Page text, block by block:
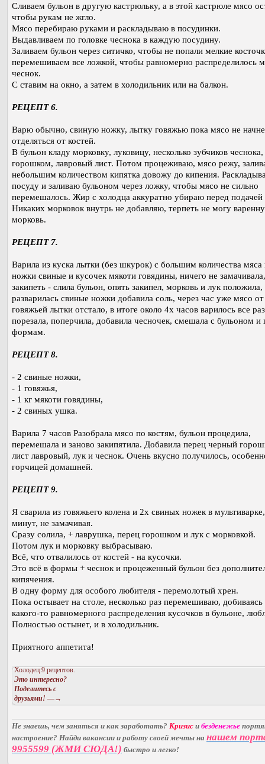
Сливаем бульон в другую кастрюльку, а в этой кастрюле мясо
чтобы рукам не жгло.
Мясо перебираю руками и раскладываю в посудинки.
Выдавливаем по головке чеснока в каждую посудину.
Заливаем бульон через ситичко, чтобы не попали мелкие
перемешиваем все ложкой, чтобы равномерно распределилось
чеснок.
С ставим на окно, а затем в холодильник или на балкон.
РЕЦЕПТ 6.
Варю обычно, свиную ножку, лытку говяжью пока мясо не
отделяться от костей.
В бульон кладу морковку, луковицу, несколько зубчиков
горошком, лавровый лист. Потом процеживаю, мясо режу,
небольшим количеством кипятка довожу до кипения.
посуду и заливаю бульоном через ложку, чтобы мясо не сильно
перемешалось. Жир с холодца аккуратно убираю перед подачей
Никаких морковок внутрь не добавляю, терпеть не могу
морковь.
РЕЦЕПТ 7.
Варила из куска лытки (без шкурок) с большим количества мяса
ножки свиные и кусочек мякоти говядины, ничего не
закипеть - слила бульон, опять закипел, морковь и лук положила,
разварилась свиные ножки добавила соль, через час уже мясо от
говяжьей лытки отстало, в итоге около 4х часов варилось все
порезала, поперчила, добавила чесночек, смешала с бульоном и
формам.
РЕЦЕПТ 8.
- 2 свиные ножки,
- 1 говяжья,
- 1 кг мякоти говядины,
- 2 свиных ушка.
Варила 7 часов Разобрала мясо по костям, бульон процедила,
перемешала и заново закипятила. Добавила перец черный
лист лавровый, лук и чеснок. Очень вкусно получилось,
горчицей домашней.
РЕЦЕПТ 9.
Я сварила из говяжьего колена и 2х свиных ножек в
минут, не замачивая.
Сразу солила, + лаврушка, перец горошком и лук с морковкой.
Потом лук и морковку выбрасываю.
Всё, что отвалилось от костей - на кусочки.
Это всё в формы + чеснок и процеженный бульон без
кипячения.
В одну форму для особого любителя - перемолотый хрен.
Пока остывает на столе, несколько раз перемешиваю, добиваясь
какого-то равномерного распределения кусочков в бульоне,
Полностью остынет, и в холодильник.
Приятного аппетита!
Холодец 9 рецептов.
Это интересно?
Поделитесь с
друзьями! —→
Не знаешь, чем заняться и как заработать? Кризис и безденежье
настроение? Найди вакансии и работу своей мечты на нашем
9955599 (ЖМИ СЮДА!) быстро и легко!